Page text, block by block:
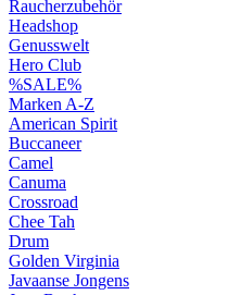
Raucherzubehör
Headshop
Genusswelt
Hero Club
%SALE%
Marken A-Z
American Spirit
Buccaneer
Camel
Canuma
Crossroad
Сhee Tah
Drum
Golden Virginia
Javaanse Jongens